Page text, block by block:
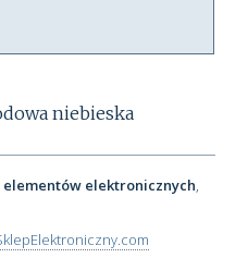
niebieska
elektronicznych